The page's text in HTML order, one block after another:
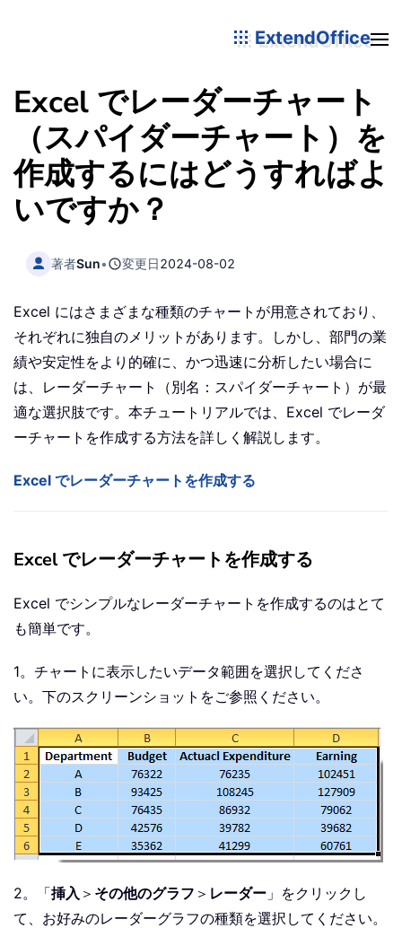
ExtendOffice
Excel でレーダーチャート
（スパイダーチャート）を
作成するにはどうすればよ
いですか？
著者Sun• 変更日2024-08-02
Excel にはさまざまな種類のチャートが用意されており、
それぞれに独自のメリットがあります。しかし、部門の業
績や安定性をより的確に、かつ迅速に分析したい場合に
は、レーダーチャート（別名：スパイダーチャート）が最
適な選択肢です。本チュートリアルでは、Excel でレーダ
ーチャートを作成する方法を詳しく解説します。
Excel でレーダーチャートを作成する
Excel でレーダーチャートを作成する
Excel でシンプルなレーダーチャートを作成するのはとて
も簡単です。
1。チャートに表示したいデータ範囲を選択してくださ
い。下のスクリーンショットをご参照ください。
2。「挿入 ＞ その他のグラフ ＞ レーダー 」をクリックし
て、お好みのレーダーグラフの種類を選択してください。